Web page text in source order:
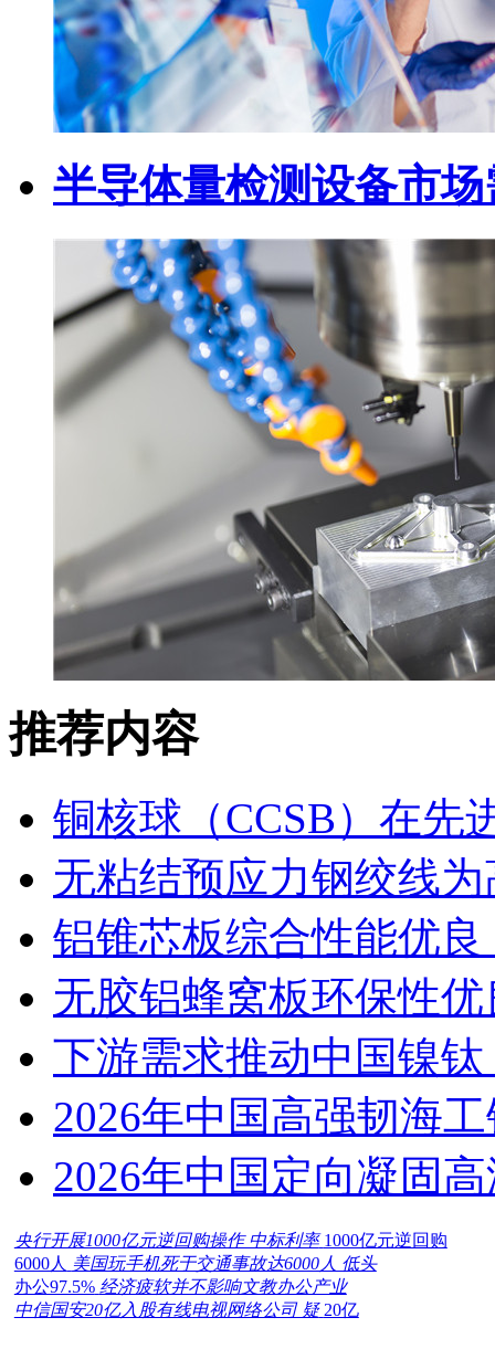
半导体量检测设备市
推荐内容
铜核球（CCSB）在先
无粘结预应力钢绞线
铝锥芯板综合性能优
无胶铝蜂窝板环保性
下游需求推动中国镍
2026年中国高强韧海
2026年中国定向凝固
央行开展1000亿元逆回购操作 中标利率 1000亿元逆回购
6000人 美国玩手机死于交通事故达6000人 低头
办公97.5% 经济疲软并不影响文教办公产业
中信国安20亿入股有线电视网络公司 疑 20亿